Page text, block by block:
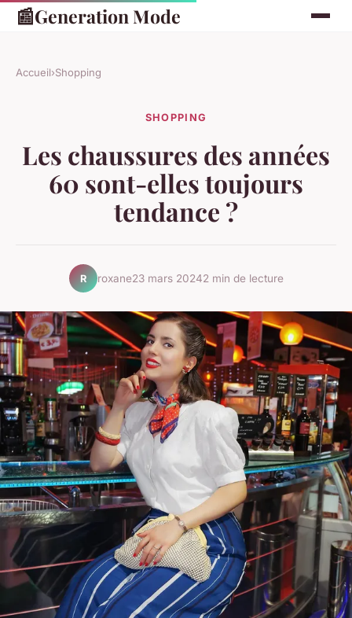
📰Generation Mode
Accueil›Shopping
SHOPPING
Les chaussures des années
60 sont-elles toujours
tendance ?
R roxane23 mars 20242 min de lecture